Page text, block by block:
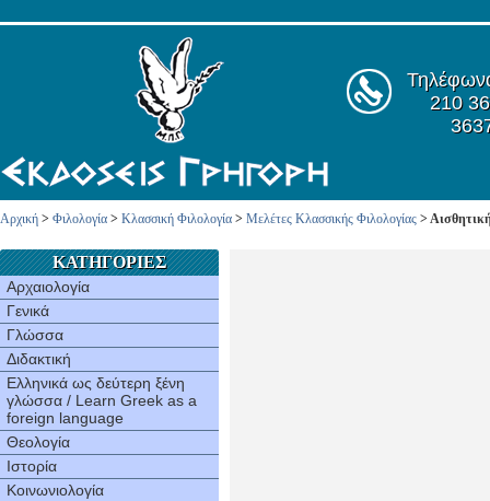
210
Αρχική > Φιλολογία > Κλασσική Φιλολογία > Μελέτες Κλασσικής Φιλολογίας >
ΚΑΤΗΓΟΡΙΕΣ
Αρχαιολογία
Γενικά
Γλώσσα
Διδακτική
Ελληνικά ως δεύτερη ξένη
γλώσσα / Learn Greek as a
foreign language
Θεολογία
Ιστορία
Κοινωνιολογία